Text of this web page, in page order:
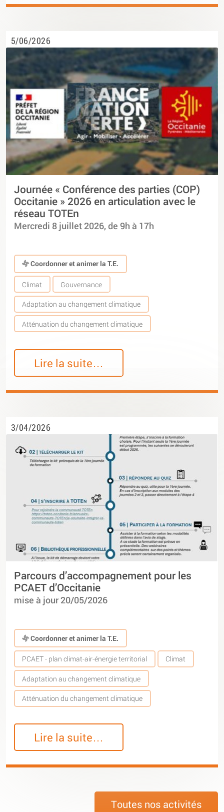
5/06/2026
Journée « Conférence des parties (COP)
Occitanie » 2026 en articulation avec le
réseau TOTEn
Mercredi 8 juillet 2026, de 9h à 17h
Coordonner et animer la T.E.
Climat Gouvernance
Adaptation au changement climatique
Atténuation du changement climatique
Lire la suite…
3/04/2026
Parcours d’accompagnement pour les
PCAET d’Occitanie
mise à jour 20/05/2026
Coordonner et animer la T.E.
PCAET - plan climat-air-énergie territorial Climat
Adaptation au changement climatique
Atténuation du changement climatique
Lire la suite…
Toutes nos activités